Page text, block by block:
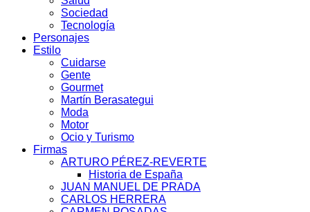
Sociedad
Tecnología
Personajes
Estilo
Cuidarse
Gente
Gourmet
Martín Berasategui
Moda
Motor
Ocio y Turismo
Firmas
ARTURO PÉREZ-REVERTE
Historia de España
JUAN MANUEL DE PRADA
CARLOS HERRERA